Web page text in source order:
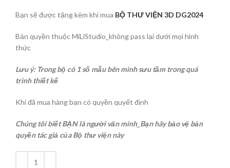
Bạn sẽ được tặng kèm khi mua BỘ THƯ VIỆN 3D DG2024
Bản quyền thuộc MiLiStudio_không pass lại dưới mọi hình
thức
Lưu ý: Trong bộ có 1 số mẫu bên mình sưu tầm trong quá
trình thiết kế
Khi đã mua hàng bạn có quyền quyết định
Chúng tôi biết BẠN là người văn minh_Bạn hãy bảo vệ bản
quyền tác giả của Bộ thư viện này